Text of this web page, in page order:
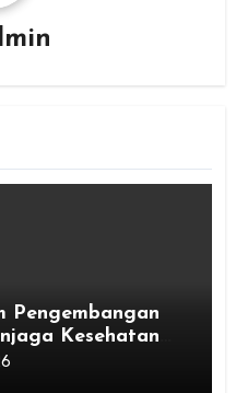
Pengembangan
Kesehatan